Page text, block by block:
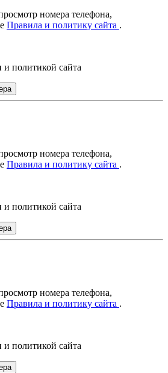
номера телефона,
Правила и политику сайта .
и политикой сайта
номера телефона,
Правила и политику сайта .
и политикой сайта
номера телефона,
Правила и политику сайта .
и политикой сайта